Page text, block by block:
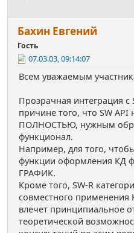
Бахин Евгений
Гость
07.03.03, 09:14:07
Всем уважаемым
Прозрачная интеграция с
причине того, что SW API
ПОЛНОСТЬЮ, нужным
функционал.
Например, для того,
функции оформления КД
ГРАФИК.
Кроме того, SW-R
совместного
влечет принципиальное
теоретической